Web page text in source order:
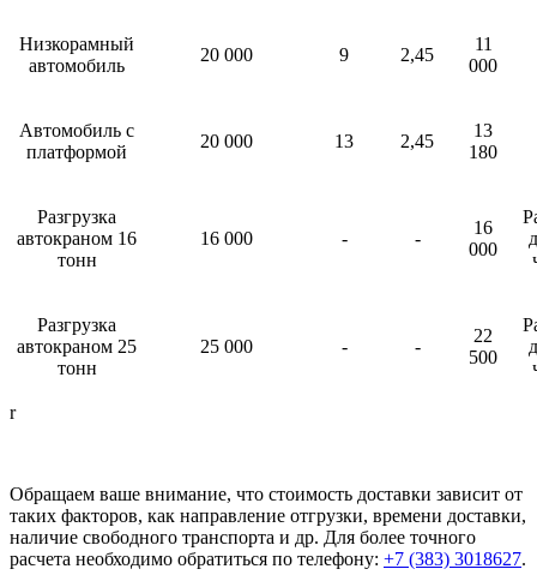
Низкорамный
автомобиль
20 000 9 2,45
11
000
Автомобиль с
платформой
20 000 13 2,45
13
180
Разгрузка
автокраном 16
тонн
16 000 - -
16
000
Разгрузка
автокраном 25
тонн
25 000 - -
22
500
r
Обращаем ваше внимание, что стоимость доставки зависит от
таких факторов, как направление отгрузки, времени доставки,
наличие свободного транспорта и др. Для более точного
расчета необходимо обратиться по телефону: +7 (383) 3018627.